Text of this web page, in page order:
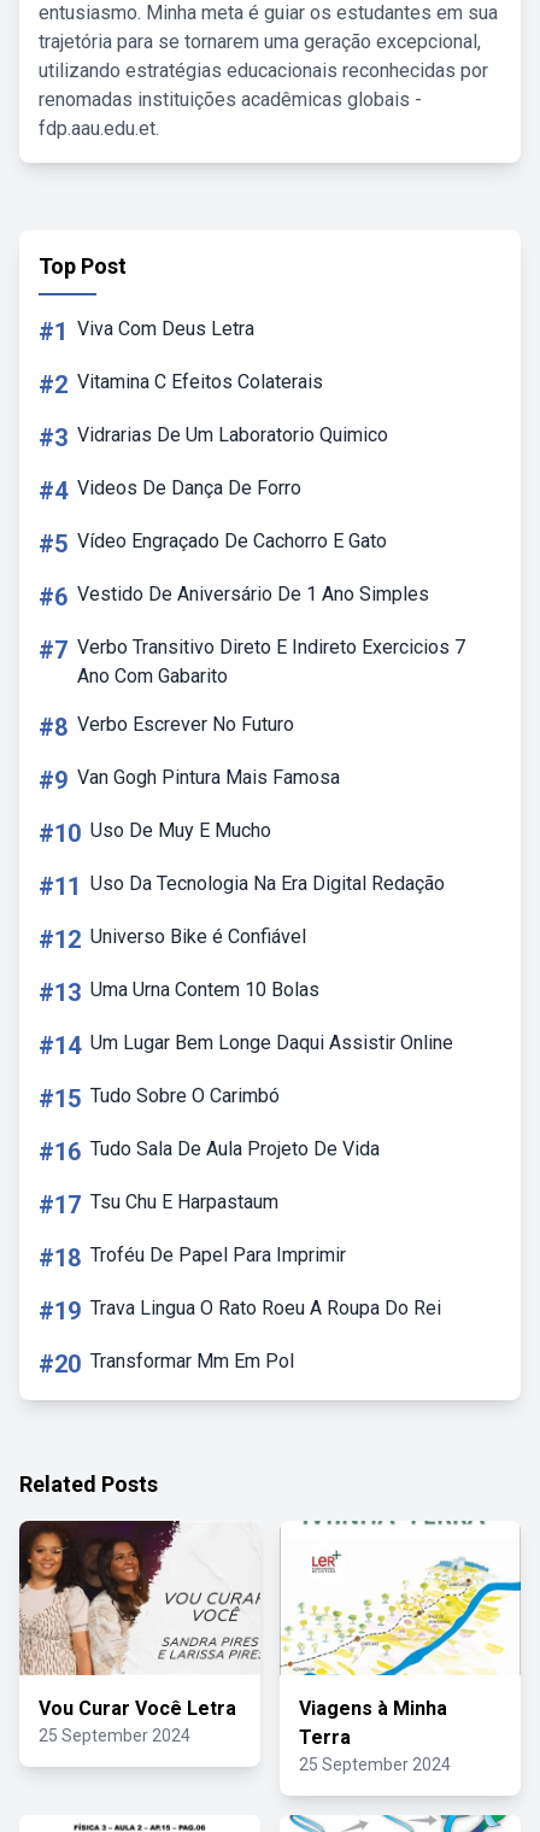
entusiasmo. Minha meta é guiar os estudantes em sua
trajetória para se tornarem uma geração excepcional,
utilizando estratégias educacionais reconhecidas por
renomadas instituições acadêmicas globais -
fdp.aau.edu.et.
Top Post
#1 Viva Com Deus Letra
#2 Vitamina C Efeitos Colaterais
#3 Vidrarias De Um Laboratorio Quimico
#4 Videos De Dança De Forro
#5 Vídeo Engraçado De Cachorro E Gato
#6 Vestido De Aniversário De 1 Ano Simples
#7 Verbo Transitivo Direto E Indireto Exercicios 7
Ano Com Gabarito
#8 Verbo Escrever No Futuro
#9 Van Gogh Pintura Mais Famosa
#10 Uso De Muy E Mucho
#11 Uso Da Tecnologia Na Era Digital Redação
#12 Universo Bike é Confiável
#13 Uma Urna Contem 10 Bolas
#14 Um Lugar Bem Longe Daqui Assistir Online
#15 Tudo Sobre O Carimbó
#16 Tudo Sala De Aula Projeto De Vida
#17 Tsu Chu E Harpastaum
#18 Troféu De Papel Para Imprimir
#19 Trava Lingua O Rato Roeu A Roupa Do Rei
#20 Transformar Mm Em Pol
Related Posts
Vou Curar Você Letra
25 September 2024
Viagens à Minha
Terra
25 September 2024